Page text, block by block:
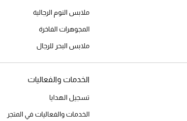
ملابس النوم الرجالية
المجوهرات الفاخرة
ملابس البحر للرجال
الخدمات والفعاليات
تسجيل الهدايا
الخدمات والفعاليات في المتجر